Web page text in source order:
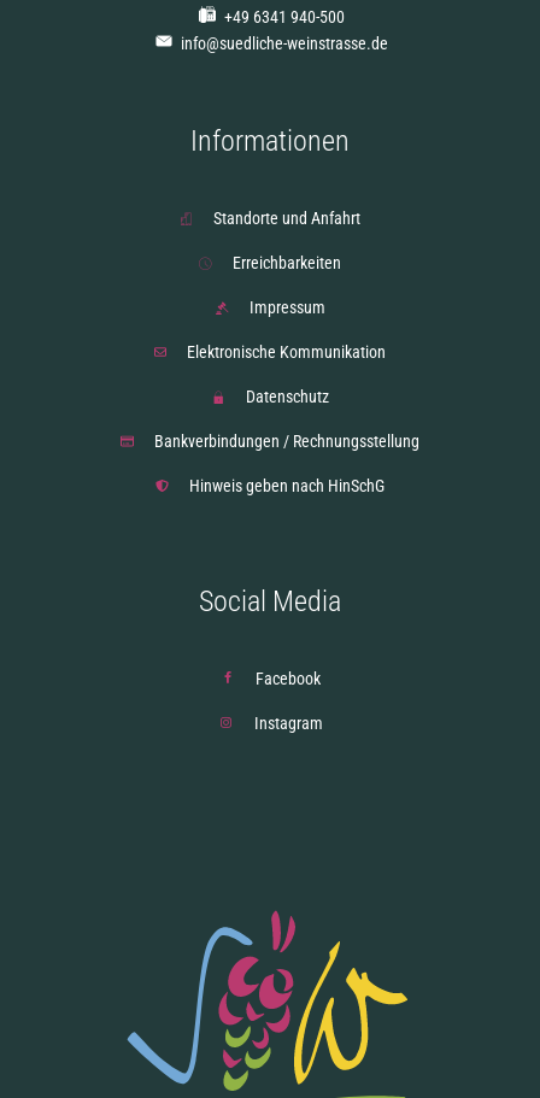
+49 6341 940-500
info@suedliche-weinstrasse.de
Informationen
Standorte und Anfahrt
Erreichbarkeiten
Impressum
Elektronische Kommunikation
Datenschutz
Bankverbindungen / Rechnungsstellung
Hinweis geben nach HinSchG
Social Media
Facebook
Instagram